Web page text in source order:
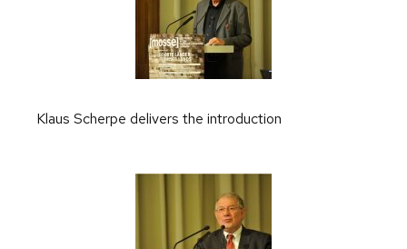
Klaus Scherpe delivers the introduction